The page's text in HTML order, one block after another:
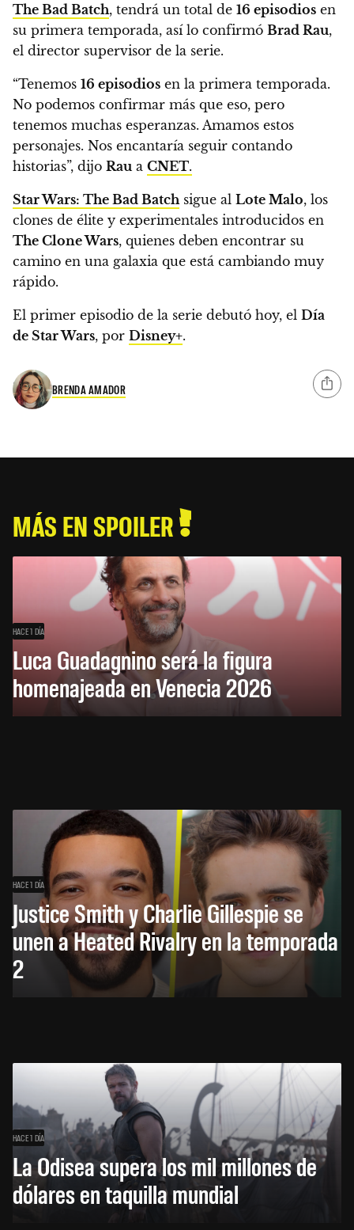
The Bad Batch, tendrá un total de 16 episodios en
su primera temporada, así lo confirmó Brad Rau,
el director supervisor de la serie.
“Tenemos 16 episodios en la primera temporada.
No podemos confirmar más que eso, pero
tenemos muchas esperanzas. Amamos estos
personajes. Nos encantaría seguir contando
historias”, dijo Rau a CNET.
Star Wars: The Bad Batch sigue al Lote Malo, los
clones de élite y experimentales introducidos en
The Clone Wars, quienes deben encontrar su
camino en una galaxia que está cambiando muy
rápido.
El primer episodio de la serie debutó hoy, el Día
de Star Wars, por Disney+.
BRENDA AMADOR
MÁS EN SPOILER
HACE 1 DÍA
Luca Guadagnino será la figura
homenajeada en Venecia 2026
HACE 1 DÍA
Justice Smith y Charlie Gillespie se
unen a Heated Rivalry en la temporada
2
HACE 1 DÍA
La Odisea supera los mil millones de
dólares en taquilla mundial